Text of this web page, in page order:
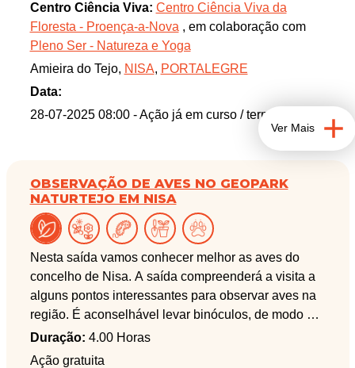
Centro Ciência Viva: Centro Ciência Viva da
Floresta - Proença-a-Nova , em colaboração com
Pleno Ser - Natureza e Yoga
Amieira do Tejo, NISA, PORTALEGRE
Data:
28-07-2025 08:00 - Ação já em curso / terminada
Ver Mais
OBSERVAÇÃO DE AVES NO GEOPARK
NATURTEJO EM NISA
Nesta saída vamos conhecer melhor as aves do
concelho de Nisa. A saída compreenderá a visita a
alguns pontos interessantes para observar aves na
região. É aconselhável levar binóculos, de modo a
poder tirar o máximo partido desta atividade.
Duração: 4.00 Horas
Ação gratuita